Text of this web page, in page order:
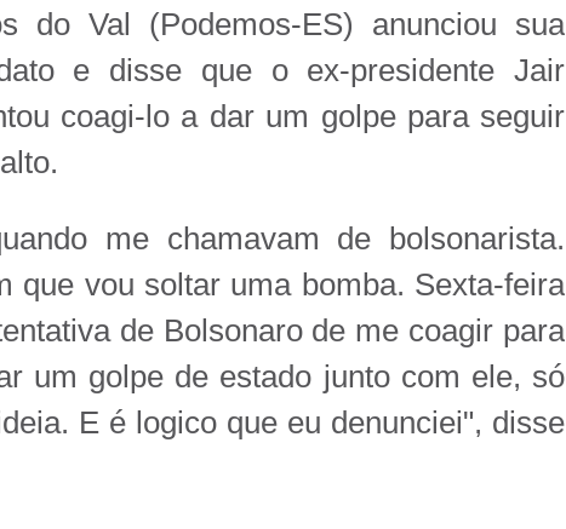
do Val (Podemos-ES) anunciou sua
e disse que o ex-presidente Jair
coagi-lo a dar um golpe para seguir
me chamavam de bolsonarista.
que vou soltar uma bomba. Sexta-feira
de Bolsonaro de me coagir para
um golpe de estado junto com ele, só
E é logico que eu denunciei", disse